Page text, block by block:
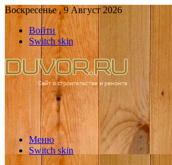
Воскресенье , 9 Август 2026
Войти
Switch skin
Меню
Switch skin